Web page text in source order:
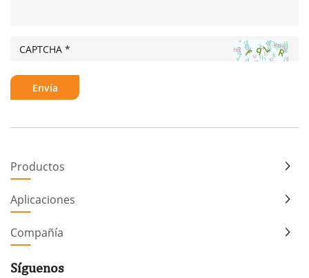
Síguenos
Productos
Aplicaciones
Compañía